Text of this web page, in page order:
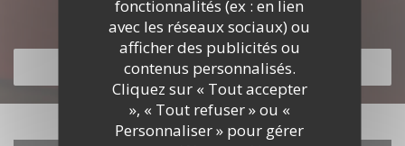
fonctionnalités (ex : en lien
avec les réseaux sociaux) ou
afficher des publicités ou
contenus personnalisés.
Cliquez sur « Tout accepter
», « Tout refuser » ou «
Personnaliser » pour gérer
Découvrir notre carte
DÉCOUVRIR NOTRE CARTE